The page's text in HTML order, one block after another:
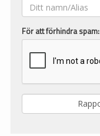
För att förhindra spam: